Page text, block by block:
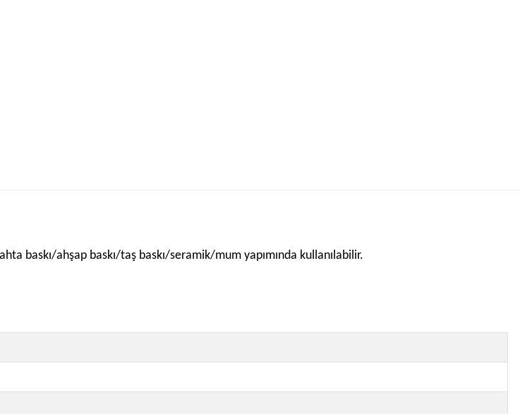
baskı/ahşap baskı/taş baskı/seramik/mum yapımında kullanılabilir.